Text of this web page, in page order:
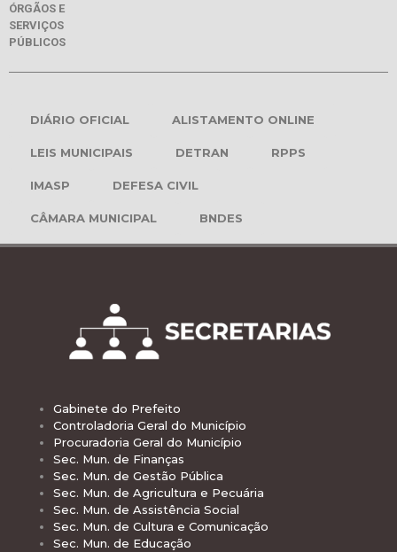
ÓRGÃOS E
SERVIÇOS
PÚBLICOS
DIÁRIO OFICIAL ALISTAMENTO ONLINE
LEIS MUNICIPAIS DETRAN RPPS
IMASP DEFESA CIVIL
CÂMARA MUNICIPAL BNDES
Gabinete do Prefeito
Controladoria Geral do Município
Procuradoria Geral do Município
Sec. Mun. de Finanças
Sec. Mun. de Gestão Pública
Sec. Mun. de Agricultura e Pecuária
Sec. Mun. de Assistência Social
Sec. Mun. de Cultura e Comunicação
Sec. Mun. de Educação